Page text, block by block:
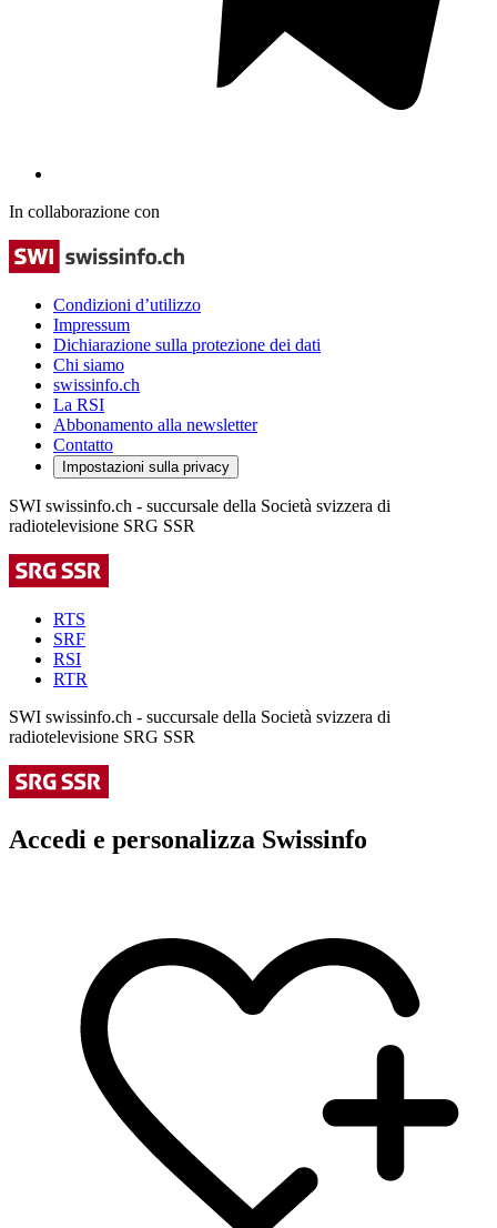
In collaborazione con
Condizioni d’utilizzo
Impressum
Dichiarazione sulla protezione dei dati
Chi siamo
swissinfo.ch
La RSI
Abbonamento alla newsletter
Contatto
Impostazioni sulla privacy
SWI swissinfo.ch - succursale della Società svizzera di
radiotelevisione SRG SSR
RTS
SRF
RSI
RTR
SWI swissinfo.ch - succursale della Società svizzera di
radiotelevisione SRG SSR
Accedi e personalizza Swissinfo